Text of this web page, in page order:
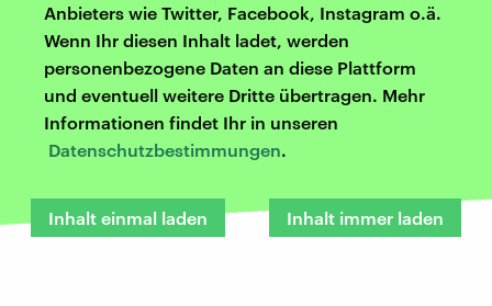
Anbieters wie Twitter, Facebook, Instagram o.ä.
Wenn Ihr diesen Inhalt ladet, werden
personenbezogene Daten an diese Plattform
und eventuell weitere Dritte übertragen. Mehr
Informationen findet Ihr in unseren
Datenschutzbestimmungen.
Inhalt einmal laden Inhalt immer laden